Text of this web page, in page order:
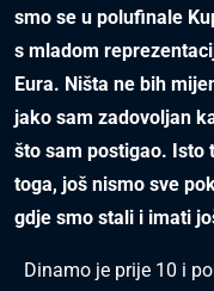
smo se u polufinale
s mladom
Eura. Ništa ne bih
jako sam zadovoljan
što sam postigao. Isto
toga, još nismo sve
gdje smo stali i imati
Dinamo je prije 10 i